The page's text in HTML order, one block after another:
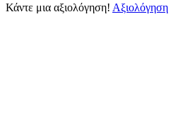
Κάντε μια αξιολόγηση! Αξιολόγηση